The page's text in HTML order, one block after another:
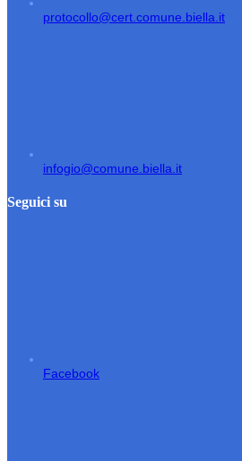
protocollo@cert.comune.biella.it
infogio@comune.biella.it
Seguici su
Facebook